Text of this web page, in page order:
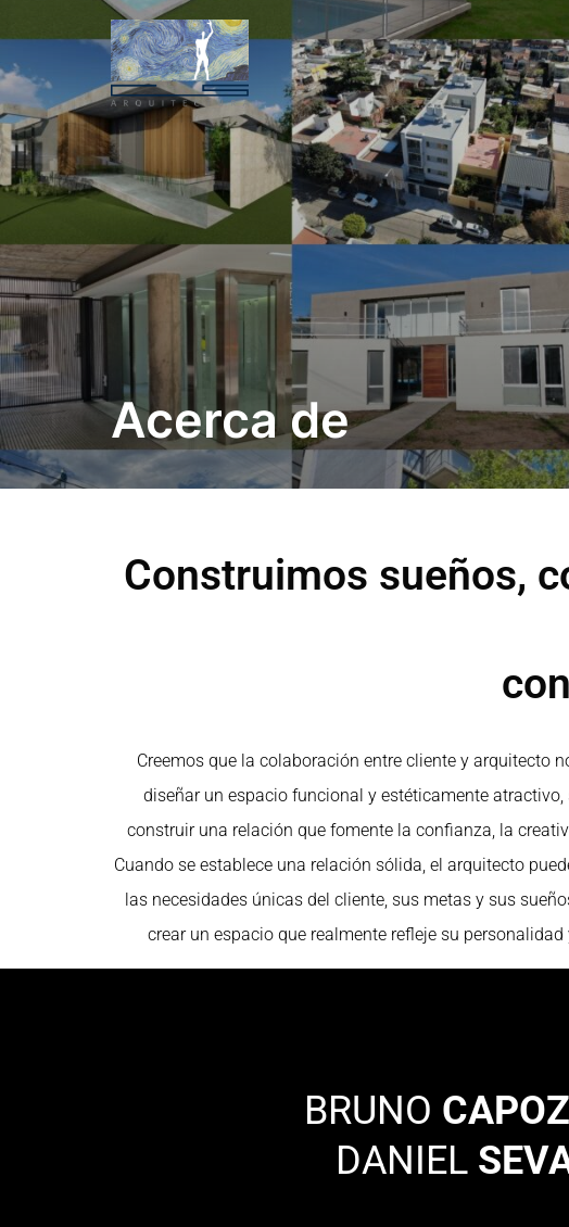
Acerca de
Construimos sueños,
Creemos que la colaboración entre cliente y arquitecto
diseñar un espacio funcional y estéticamente
construir una relación que fomente la confianza, la
Cuando se establece una relación sólida, el arquitecto
las necesidades únicas del cliente, sus metas y sus
crear un espacio que realmente refleje su
BRUNO
DANIEL